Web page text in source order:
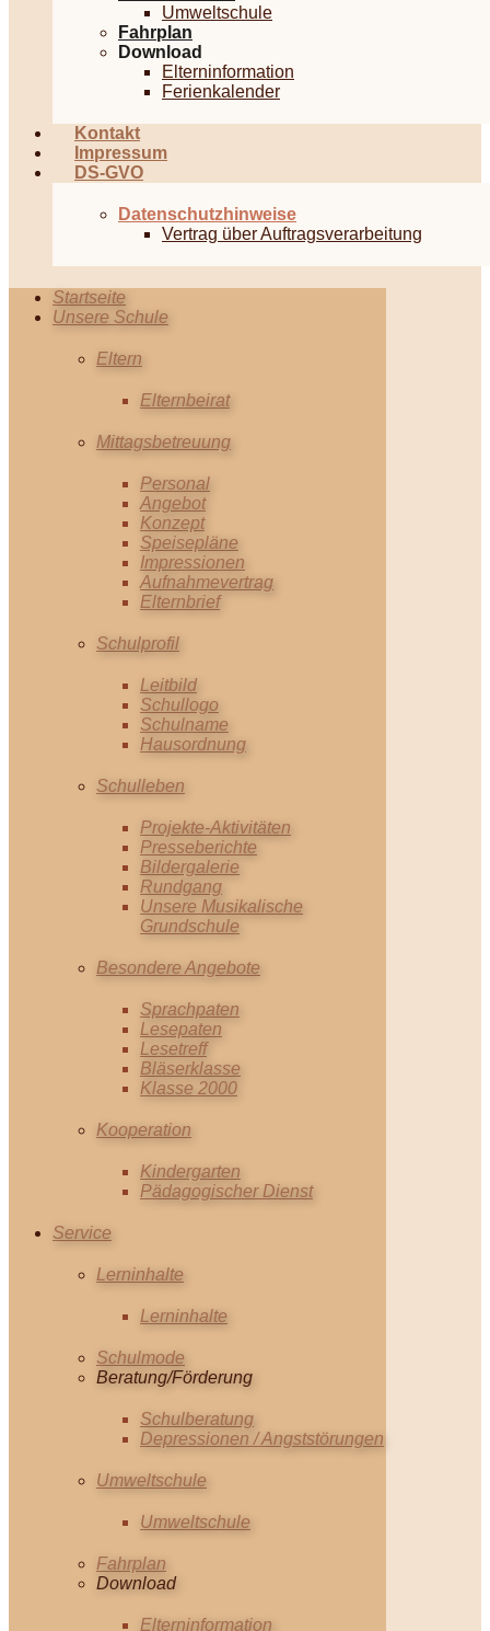
Umweltschule
Fahrplan
Download
Elterninformation
Ferienkalender
Kontakt
Impressum
DS-GVO
Datenschutzhinweise
Vertrag über Auftragsverarbeitung
Startseite
Unsere Schule
Eltern
Elternbeirat
Mittagsbetreuung
Personal
Angebot
Konzept
Speisepläne
Impressionen
Aufnahmevertrag
Elternbrief
Schulprofil
Leitbild
Schullogo
Schulname
Hausordnung
Schulleben
Projekte-Aktivitäten
Presseberichte
Bildergalerie
Rundgang
Unsere Musikalische
Grundschule
Besondere Angebote
Sprachpaten
Lesepaten
Lesetreff
Bläserklasse
Klasse 2000
Kooperation
Kindergarten
Pädagogischer Dienst
Service
Lerninhalte
Lerninhalte
Schulmode
Beratung/Förderung
Schulberatung
Depressionen / Angststörungen
Umweltschule
Umweltschule
Fahrplan
Download
Elterninformation